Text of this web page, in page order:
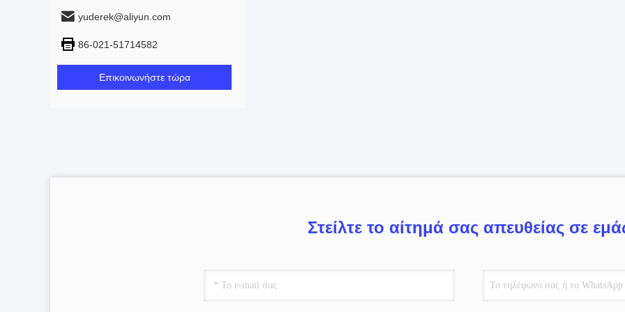
yuderek@aliyun.com
86-021-51714582
Επικοινωνήστε τώρα
Στείλτε το αίτημά σας απευθείας σε